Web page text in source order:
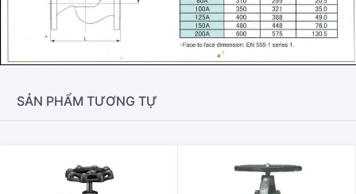
SẢN PHẨM TƯƠNG TỰ